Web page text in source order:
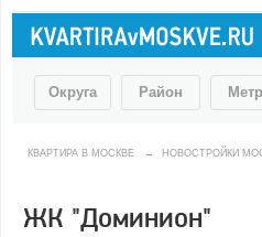
Округа Район
КВАРТИРА В МОСКВЕ → НОВОСТРОЙКИ
ЖК "Доминион"